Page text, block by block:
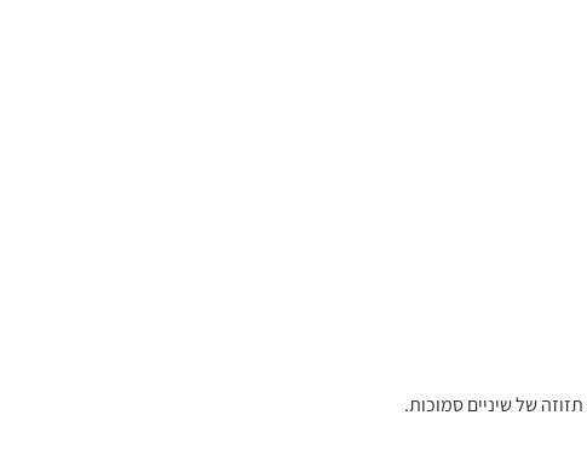
של שיניים סמוכות.